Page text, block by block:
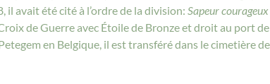
il avait été cité à l’ordre de la division: Sapeur
de Guerre avec Étoile de Bronze et droit au port
en Belgique, il est transféré dans le cimetière